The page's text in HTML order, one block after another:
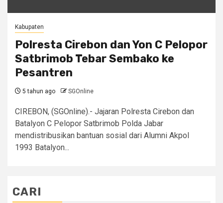
Kabupaten
Polresta Cirebon dan Yon C Pelopor
Satbrimob Tebar Sembako ke
Pesantren
5 tahun ago SGOnline
CIREBON, (SGOnline).- Jajaran Polresta Cirebon dan
Batalyon C Pelopor Satbrimob Polda Jabar
mendistribusikan bantuan sosial dari Alumni Akpol
1993 Batalyon...
CARI